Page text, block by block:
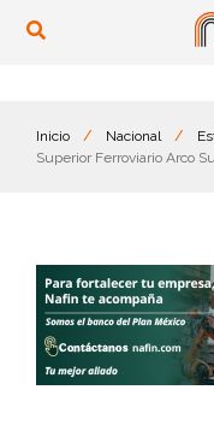
Inicio / Nacional /
Superior Ferroviario Arco